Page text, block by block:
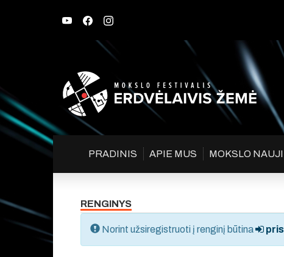
PRADINIS APIE MUS MOKSLO
RENGINYS
Norint užsiregistruoti į renginį būtina